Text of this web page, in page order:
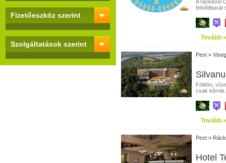
Fizetőeszköz szerint
Szolgáltatások szerint
A ráckevei
felnőttbarát
Tovább »
Pest »
Földön,
csak
Tovább »
Pest »
Hotel